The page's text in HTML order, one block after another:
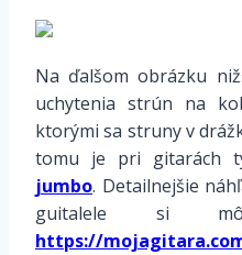
Na ďalšom obrázku
uchytenia strún na
ktorými sa struny v
tomu je pri gitarách
jumbo. Detailnejšie
guitalele si
https://